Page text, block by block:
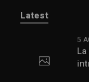
Latest
5